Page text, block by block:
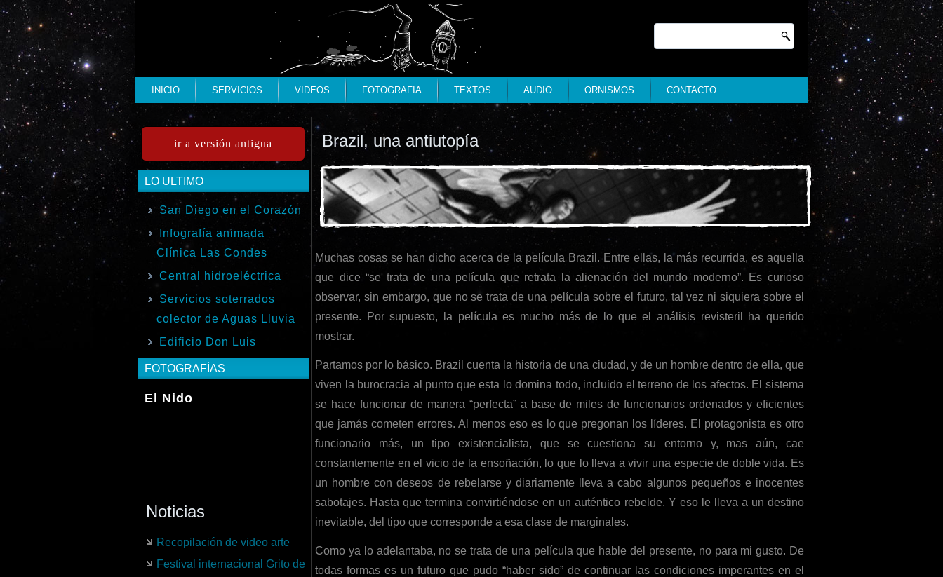
INICIO SERVICIOS VIDEOS FOTOGRAFIA TEXTOS AUDIO ORNISMOS CONTACTO
ir a versión antigua
LO ULTIMO
San Diego en el Corazón
Infografía animada
Clínica Las Condes
Central hidroeléctrica
Servicios soterrados
colector de Aguas Lluvia
Edificio Don Luis
FOTOGRAFÍAS
El Nido
Noticias
Recopilación de video arte
Festival internacional Grito de
Brazil, una antiutopía
Muchas cosas se han dicho acerca de la película Brazil. Entre ellas, la más recurrida, es aquella
que dice “se trata de una película que retrata la alienación del mundo moderno”. Es curioso
observar, sin embargo, que no se trata de una película sobre el futuro, tal vez ni siquiera sobre el
presente. Por supuesto, la película es mucho más de lo que el análisis revisteril ha querido
mostrar.
Partamos por lo básico. Brazil cuenta la historia de una ciudad, y de un hombre dentro de ella, que
viven la burocracia al punto que esta lo domina todo, incluido el terreno de los afectos. El sistema
se hace funcionar de manera “perfecta” a base de miles de funcionarios ordenados y eficientes
que jamás cometen errores. Al menos eso es lo que pregonan los líderes. El protagonista es otro
funcionario más, un tipo existencialista, que se cuestiona su entorno y, mas aún, cae
constantemente en el vicio de la ensoñación, lo que lo lleva a vivir una especie de doble vida. Es
un hombre con deseos de rebelarse y diariamente lleva a cabo algunos pequeños e inocentes
sabotajes. Hasta que termina convirtiéndose en un auténtico rebelde. Y eso le lleva a un destino
inevitable, del tipo que corresponde a esa clase de marginales.
Como ya lo adelantaba, no se trata de una película que hable del presente, no para mi gusto. De
todas formas es un futuro que pudo “haber sido” de continuar las condiciones imperantes en el